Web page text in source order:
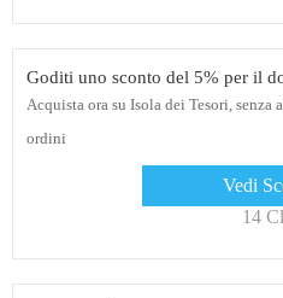
Goditi uno sconto del 5% per il
Acquista ora su Isola dei Tesori,
ordini
Vedi
14